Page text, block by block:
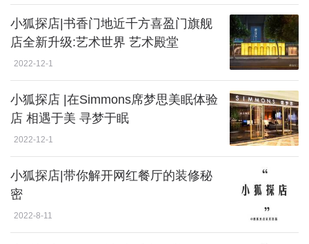
小狐探店|书香门地近千方喜盈门旗舰
店全新升级:艺术世界 艺术殿堂
2022-12-1
小狐探店 |在Simmons席梦思美眠体验
店 相遇于美 寻梦于眠
2022-12-1
小狐探店|带你解开网红餐厅的装修秘
密
2022-8-11